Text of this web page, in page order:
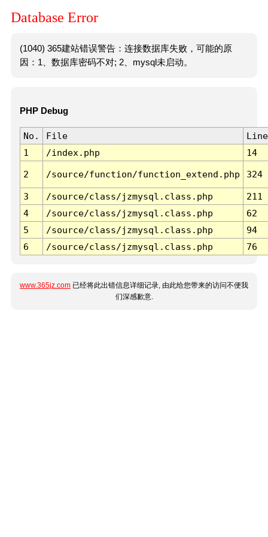
Database Error
(1040) 365建站错误警告：连接数据库失败，可能的原
因：1、数据库密码不对; 2、mysql未启动。
PHP Debug
No. File
Line
1
/index.php 14
2 /source/function/function_extend.php 324
3 /source/class/jzmysql.class.php
211
4
/source/class/jzmysql.class.php
62
5
/source/class/jzmysql.class.php
94
6
/source/class/jzmysql.class.php 76
www.365jz.com 已经将此出错信息详细记录, 由此给您带来的访问不便我
们深感歉意.